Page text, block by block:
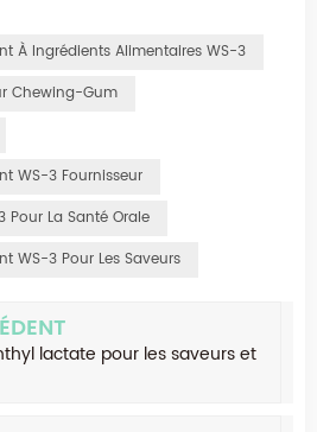
À Ingrédients Alimentaires WS-3
Chewing-Gum
WS-3 Fournisseur
Pour La Santé Orale
WS-3 Pour Les Saveurs
lactate pour les saveurs et